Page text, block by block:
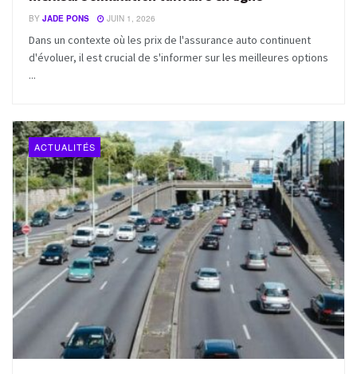
BY JADE PONS JUIN 1, 2026
Dans un contexte où les prix de l'assurance auto continuent
d'évoluer, il est crucial de s'informer sur les meilleures options
...
ACTUALITÉS